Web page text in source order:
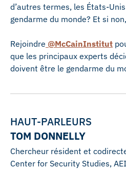
d’autres termes, les États-
gendarme du monde? Et si
Rejoindre @McCainInstitut
que les principaux experts
doivent être le gendarme du
HAUT-PARLEURS
TOM DONNELLY
Chercheur résident et
Center for Security Studies, AEI